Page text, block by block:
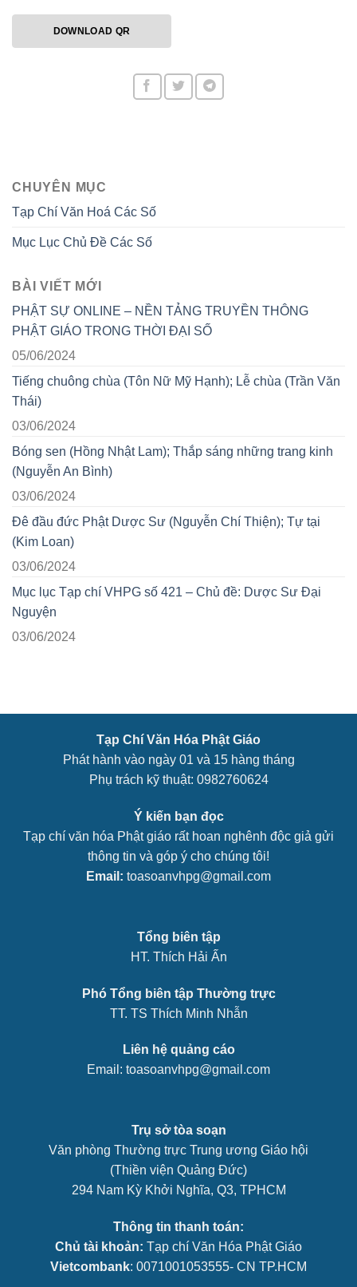
DOWNLOAD QR
CHUYÊN MỤC
Tạp Chí Văn Hoá Các Số
Mục Lục Chủ Đề Các Số
BÀI VIẾT MỚI
PHẬT SỰ ONLINE – NỀN TẢNG TRUYỀN THÔNG
PHẬT GIÁO TRONG THỜI ĐẠI SỐ
05/06/2024
Tiếng chuông chùa (Tôn Nữ Mỹ Hạnh); Lễ chùa (Trần Văn
Thái)
03/06/2024
Bóng sen (Hồng Nhật Lam); Thắp sáng những trang kinh
(Nguyễn An Bình)
03/06/2024
Đê đầu đức Phật Dược Sư (Nguyễn Chí Thiện); Tự tại
(Kim Loan)
03/06/2024
Mục lục Tạp chí VHPG số 421 – Chủ đề: Dược Sư Đại
Nguyện
03/06/2024
Tạp Chí Văn Hóa Phật Giáo
Phát hành vào ngày 01 và 15 hàng tháng
Phụ trách kỹ thuật: 0982760624
Ý kiến bạn đọc
Tạp chí văn hóa Phật giáo rất hoan nghênh độc giả gửi
thông tin và góp ý cho chúng tôi!
Email: toasoanvhpg@gmail.com
Tổng biên tập
HT. Thích Hải Ấn
Phó Tổng biên tập Thường trực
TT. TS Thích Minh Nhẫn
Liên hệ quảng cáo
Email: toasoanvhpg@gmail.com
Trụ sở tòa soạn
Văn phòng Thường trực Trung ương Giáo hội
(Thiền viện Quảng Đức)
294 Nam Kỳ Khởi Nghĩa, Q3, TPHCM
Thông tin thanh toán:
Chủ tài khoản: Tạp chí Văn Hóa Phật Giáo
Vietcombank: 0071001053555- CN TP.HCM